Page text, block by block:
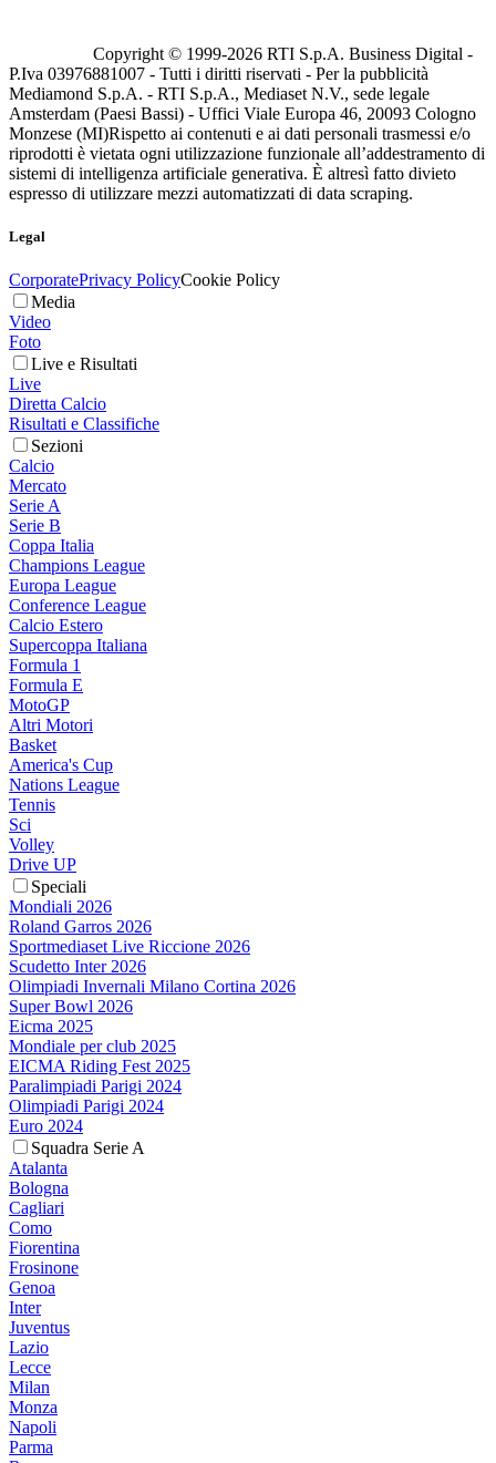
Copyright © 1999-2026 RTI S.p.A. Business Digital -
P.Iva 03976881007 - Tutti i diritti riservati - Per la pubblicità
Mediamond S.p.A. - RTI S.p.A., Mediaset N.V., sede legale
Amsterdam (Paesi Bassi) - Uffici Viale Europa 46, 20093 Cologno
Monzese (MI)Rispetto ai contenuti e ai dati personali trasmessi e/o
riprodotti è vietata ogni utilizzazione funzionale all’addestramento di
sistemi di intelligenza artificiale generativa. È altresì fatto divieto
espresso di utilizzare mezzi automatizzati di data scraping.
Legal
CorporatePrivacy PolicyCookie Policy
Media
Video
Foto
Live e Risultati
Live
Diretta Calcio
Risultati e Classifiche
Sezioni
Calcio
Mercato
Serie A
Serie B
Coppa Italia
Champions League
Europa League
Conference League
Calcio Estero
Supercoppa Italiana
Formula 1
Formula E
MotoGP
Altri Motori
Basket
America's Cup
Nations League
Tennis
Sci
Volley
Drive UP
Speciali
Mondiali 2026
Roland Garros 2026
Sportmediaset Live Riccione 2026
Scudetto Inter 2026
Olimpiadi Invernali Milano Cortina 2026
Super Bowl 2026
Eicma 2025
Mondiale per club 2025
EICMA Riding Fest 2025
Paralimpiadi Parigi 2024
Olimpiadi Parigi 2024
Euro 2024
Squadra Serie A
Atalanta
Bologna
Cagliari
Como
Fiorentina
Frosinone
Genoa
Inter
Juventus
Lazio
Lecce
Milan
Monza
Napoli
Parma